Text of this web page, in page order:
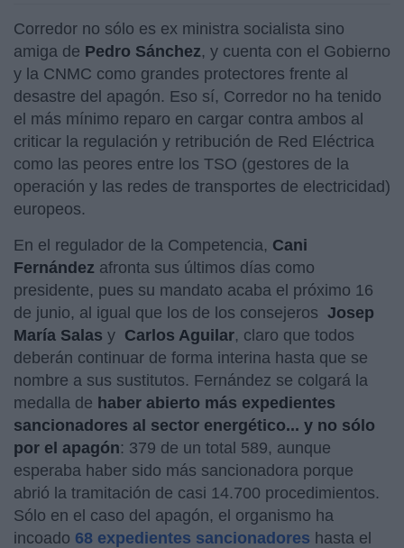
Corredor no sólo es ex ministra socialista sino
amiga de Pedro Sánchez, y cuenta con el Gobierno
y la CNMC como grandes protectores frente al
desastre del apagón. Eso sí, Corredor no ha tenido
el más mínimo reparo en cargar contra ambos al
criticar la regulación y retribución de Red Eléctrica
como las peores entre los TSO (gestores de la
operación y las redes de transportes de electricidad)
europeos.
En el regulador de la Competencia, Cani
Fernández afronta sus últimos días como
presidente, pues su mandato acaba el próximo 16
de junio, al igual que los de los consejeros Josep
María Salas y Carlos Aguilar, claro que todos
deberán continuar de forma interina hasta que se
nombre a sus sustitutos. Fernández se colgará la
medalla de haber abierto más expedientes
sancionadores al sector energético... y no sólo
por el apagón: 379 de un total 589, aunque
esperaba haber sido más sancionadora porque
abrió la tramitación de casi 14.700 procedimientos.
Sólo en el caso del apagón, el organismo ha
incoado 68 expedientes sancionadores hasta el